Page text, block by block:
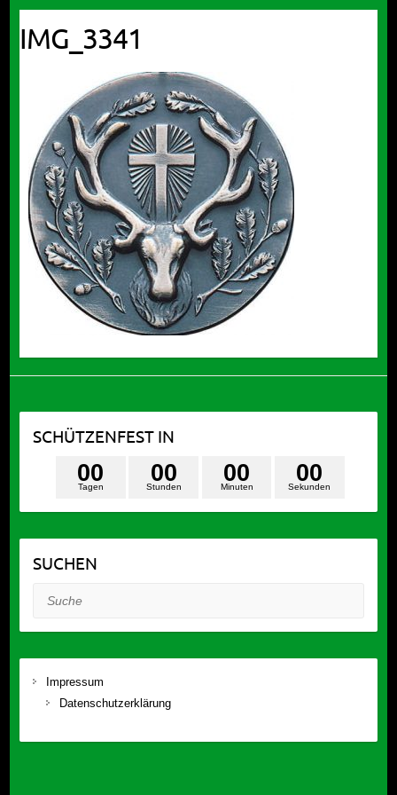
IMG_3341
SCHÜTZENFEST IN
Tagen
00
Stunden
00
Minuten
00
Sekunden
00
SUCHEN
Suche
Impressum
Datenschutzerklärung